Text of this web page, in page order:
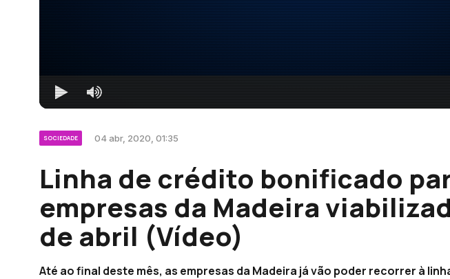
SOCIEDADE 04 abr, 2020, 01:35
Linha de crédito bonificado
empresas da Madeira
de abril (Vídeo)
Até ao final deste mês, as empresas da Madeira já vão poder recorrer à